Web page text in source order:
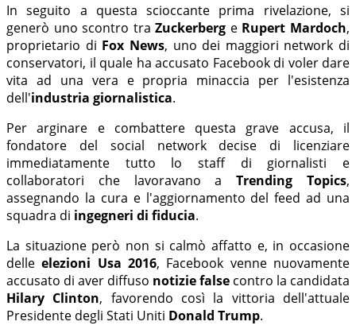
In seguito a questa scioccante prima rivelazione, si
generò uno scontro traZuckerberg e Rupert Mardoch,
proprietario di Fox News, uno dei maggiori network di
conservatori, il quale ha accusato Facebook di voler dare
vita ad una vera e propria minaccia per l'esistenza
dell'industria giornalistica.
Per arginare e combattere questa grave accusa, il
fondatore del social network decise di licenziare
immediatamente tutto lo staff di giornalisti e
collaboratori che lavoravano aTrending Topics,
assegnando la cura e l'aggiornamento del feed ad una
squadra di ingegneri di fiducia.
La situazione però non si calmò affatto e, in occasione
delleelezioni Usa 2016, Facebook venne nuovamente
accusato di aver diffuso notizie false contro la candidata
Hilary Clinton, favorendo così la vittoria dell'attuale
Presidente degli Stati Uniti Donald Trump.